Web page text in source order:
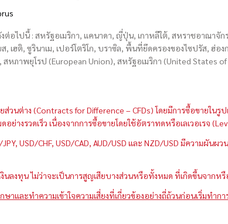
อไปนี้ : สหรัฐอเมริกา, แคนาดา, ญี่ปุ่น, เกาหลีใต้, สหราชอาณาจั
เฮติ, ซูรินาเม, เปอร์โตริโก, บราซิล, พื้นที่ยึดครองของไซปรัส, ฮ่อ
ภาพยุโรป (European Union), สหรัฐอเมริกา (United States
นต่าง (Contracts for Difference – CFDs) โดยมีการซื้อขายใ
างรวดเร็ว เนื่องจากการซื้อขายโดยใช้อัตราทดหรือเลเวอเรจ
USD/CHF, USD/CAD, AUD/USD และ NZD/USD มีความผัน
งทุน ไม่ว่าจะเป็นการสูญเสียบางส่วนหรือทั้งหมด ที่เกิดขึ้นจากหรื
และทำความเข้าใจความเสี่ยงที่เกี่ยวข้องอย่างถี่ถ้วนก่อนเริ่มทำกา